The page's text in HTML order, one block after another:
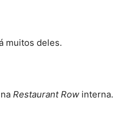
muitos deles.
Restaurant Row interna.